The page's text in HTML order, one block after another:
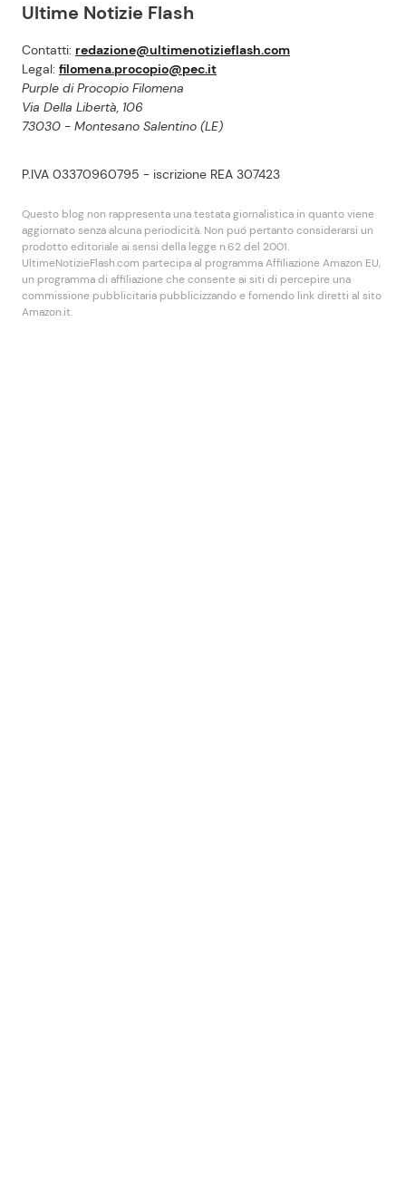
Ultime Notizie Flash
Contatti: redazione@ultimenotizieflash.com
Legal: filomena.procopio@pec.it
Purple di Procopio Filomena
Via Della Libertà, 106
73030 - Montesano Salentino (LE)
P.IVA 03370960795 - iscrizione REA 307423
Questo blog non rappresenta una testata giornalistica in quanto viene
aggiornato senza alcuna periodicità. Non puó pertanto considerarsi un
prodotto editoriale ai sensi della legge n.62 del 2001.
UltimeNotizieFlash.com partecipa al programma Affiliazione Amazon EU,
un programma di affiliazione che consente ai siti di percepire una
commissione pubblicitaria pubblicizzando e fornendo link diretti al sito
Amazon.it.